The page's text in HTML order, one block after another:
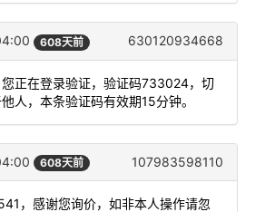
608天前 630120934668
您正在登录验证，验证码733024，切
人，本条验证码有效期15分钟。
608天前 107983598110
，感谢您询价，如非本人操作请忽